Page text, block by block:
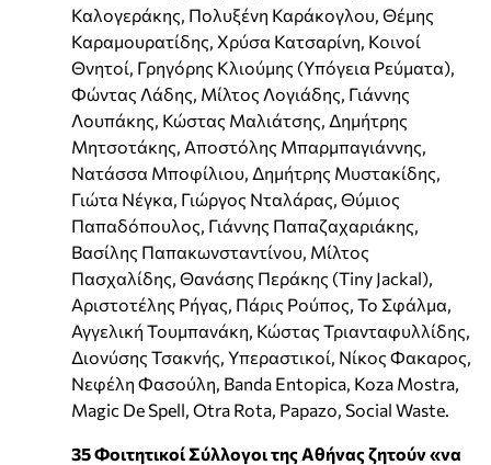
Καλογεράκης, Πολυξένη Καράκογλου, Θέμης
Καραμουρατίδης, Χρύσα Κατσαρίνη, Κοινοί
Θνητοί, Γρηγόρης Κλιούμης (Υπόγεια Ρεύματα),
Φώντας Λάδης, Μίλτος Λογιάδης, Γιάννης
Λουπάκης, Κώστας Μαλιάτσης, Δημήτρης
Μητσοτάκης, Αποστόλης Μπαρμπαγιάννης,
Νατάσσα Μποφίλιου, Δημήτρης Μυστακίδης,
Γιώτα Νέγκα, Γιώργος Νταλάρας, Θύμιος
Παπαδόπουλος, Γιάννης Παπαζαχαριάκης,
Βασίλης Παπακωνσταντίνου, Μίλτος
Πασχαλίδης, Θανάσης Περάκης (Tiny Jackal),
Αριστοτέλης Ρήγας, Πάρις Ρούπος, Το Σφάλμα,
Αγγελική Τουμπανάκη, Κώστας Τριανταφυλλίδης,
Διονύσης Τσακνής, Υπεραστικοί, Νίκος Φακαρος,
Νεφέλη Φασούλη, Banda Entopica, Koza Mostra,
Magic De Spell, Otra Rota, Papazo, Social Waste.
35 Φοιτητικοί Σύλλογοι της Αθήνας ζητούν «να